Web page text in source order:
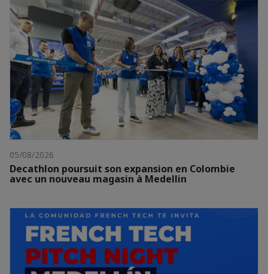
05/08/2026
Decathlon poursuit son expansion en Colombie
avec un nouveau magasin à Medellin